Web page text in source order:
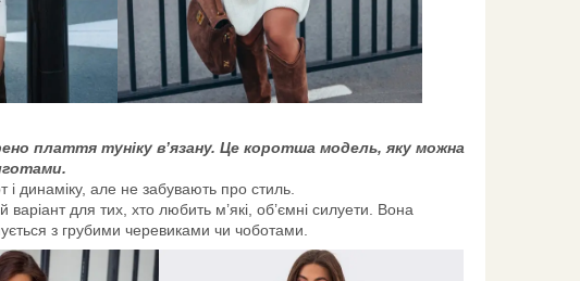
плаття туніку в’язану. Це коротша модель, яку можна
динаміку, але не забувають про стиль.
для тих, хто любить м’які, об’ємні силуети. Вона
з грубими черевиками чи чоботами.